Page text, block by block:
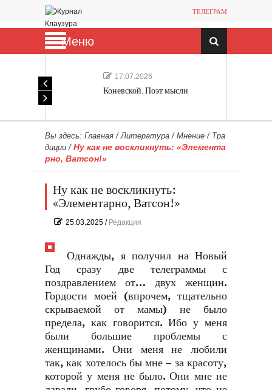
ТЕЛЕГРАМ
Меню
17.07.2026
Коневской. Поэт мысли
Вы здесь: Главная /Литература / Мнение / Тра
диции / Ну как не воскликнуть: «Элемента
рно, Ватсон!»
Ну как не воскликнуть:
«Элементарно, Ватсон!»
25.03.2025 / Редакция
Однажды, я получил на Новый
Год сразу две телеграммы с
поздравлением от… двух женщин.
Гордости моей (впрочем, тщательно
скрываемой от мамы) не было
предела, как говорится. Ибо у меня
были большие проблемы с
женщинами. Они меня не любили
так, как хотелось бы мне – за красоту,
которой у меня не было. Они мне не